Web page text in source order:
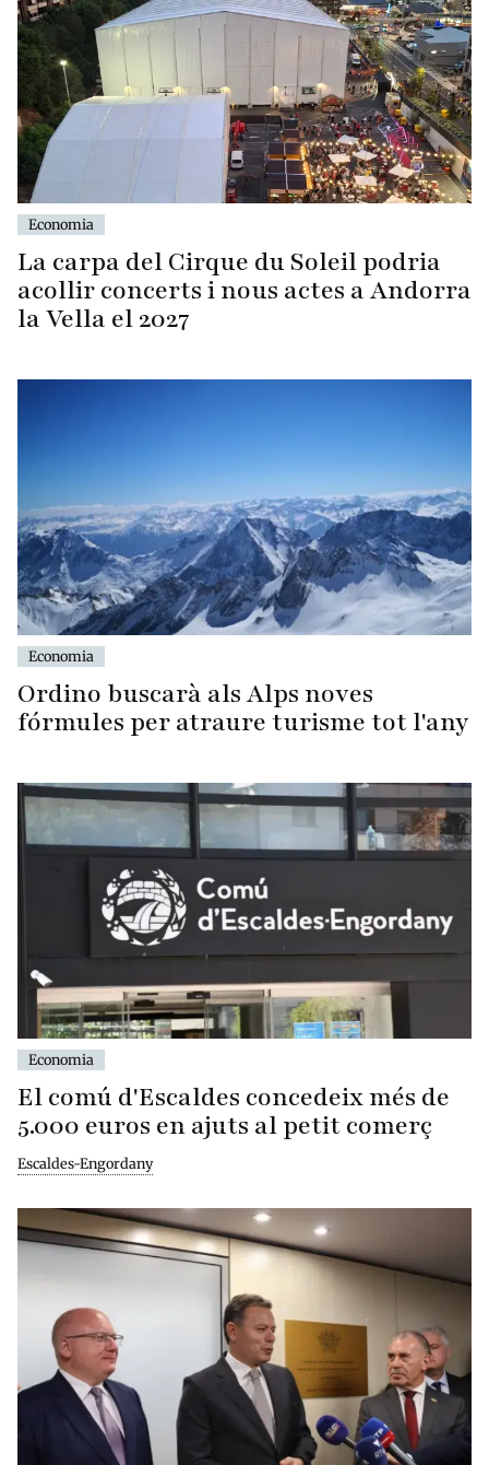
Economia
La carpa del Cirque du Soleil podria
acollir concerts i nous actes a Andorra
la Vella el 2027
Economia
Ordino buscarà als Alps noves
fórmules per atraure turisme tot l'any
Economia
El comú d'Escaldes concedeix més de
5.000 euros en ajuts al petit comerç
Escaldes-Engordany